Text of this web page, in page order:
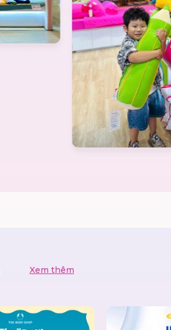
Xem thêm